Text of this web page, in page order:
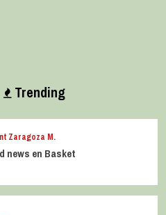
Trending
Zaragoza M.
news en Basket